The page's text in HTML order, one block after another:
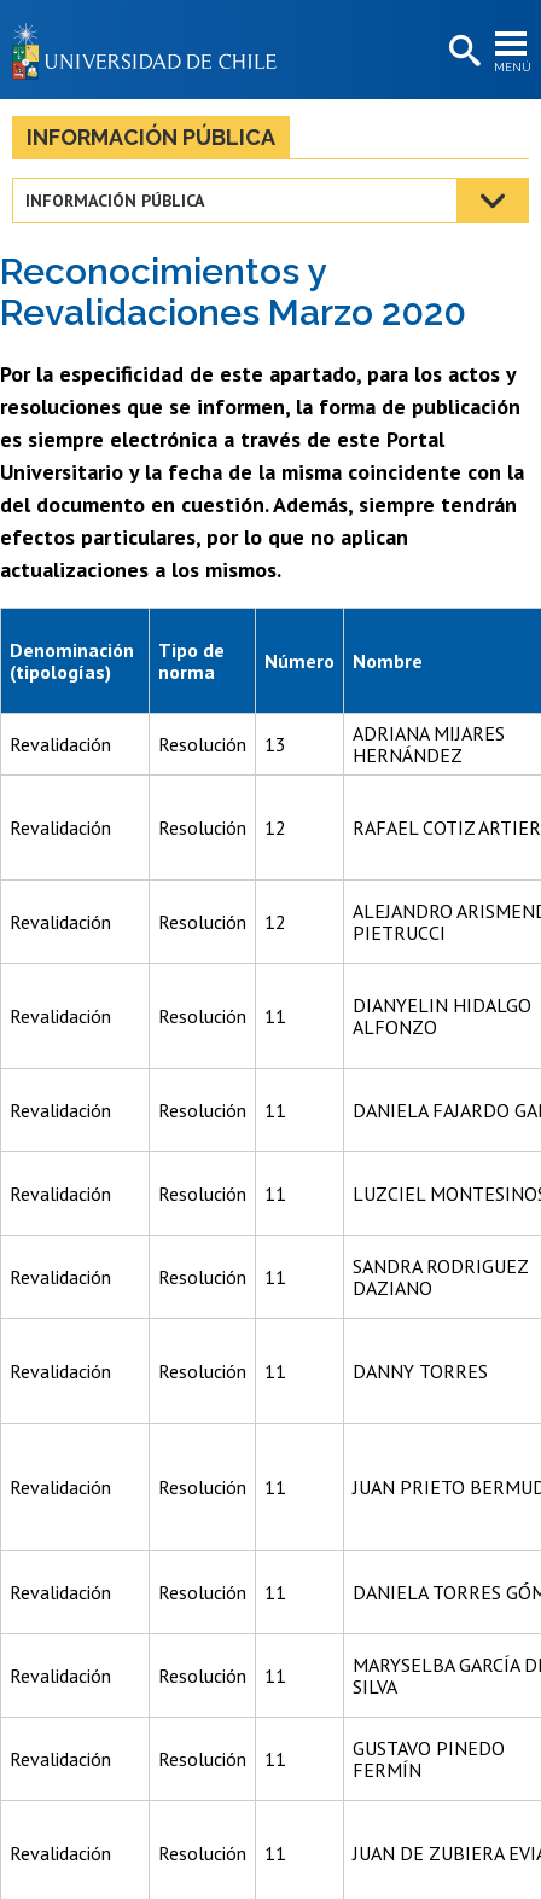
MENÚ
BIBLIOTECAS
LA UNIVERSIDAD
Estudiantes
Académicas/os
Funcionarias/os
Egresadas/os
INFORMACIÓN PÚBLICA
INFORMACIÓN PÚBLICA
Reconocimientos y
Revalidaciones Marzo 2020
Por la especificidad de este apartado, para los actos y
resoluciones que se informen, la forma de publicación
es siempre electrónica a través de este Portal
Universitario y la fecha de la misma coincidente con la
del documento en cuestión. Además, siempre tendrán
efectos particulares, por lo que no aplican
actualizaciones a los mismos.
Denominación
(tipologías)
Tipo de
norma
Número Nombre
Revalidación Resolución 13
ADRIANA MIJARES
HERNÁNDEZ
Revalidación Resolución 12 RAFAEL COTIZ
Revalidación Resolución 12
ALEJANDRO
PIETRUCCI
Revalidación Resolución 11
DIANYELIN HIDALGO
ALFONZO
Revalidación Resolución 11 DANIELA FAJARDO
Revalidación Resolución 11 LUZCIEL
Revalidación Resolución 11
SANDRA RODRIGUEZ
DAZIANO
Revalidación Resolución 11 DANNY TORRES
Revalidación Resolución 11 JUAN PRIETO
Revalidación Resolución 11 DANIELA TORRES
Revalidación Resolución 11
MARYSELBA GARCÍA
SILVA
Revalidación Resolución 11
GUSTAVO PINEDO
FERMÍN
Revalidación Resolución 11 JUAN DE ZUBIERA